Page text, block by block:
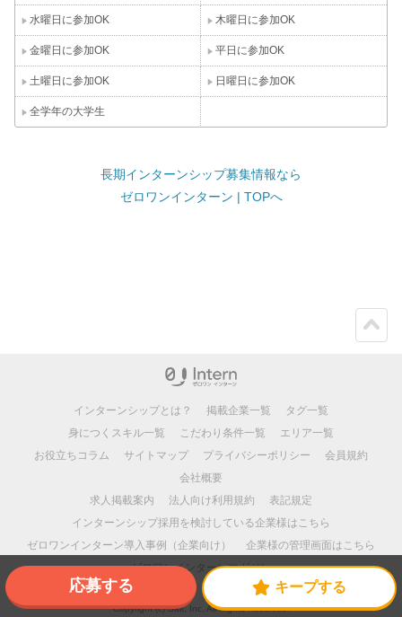
水曜日に参加OK 木曜日に参加OK
金曜日に参加OK 平日に参加OK
土曜日に参加OK 日曜日に参加OK
全学年の大学生
長期インターンシップ募集情報なら
ゼロワンインターン | TOPへ
応募する キープする
インターンシップとは？ 掲載企業一覧
タグ一覧
身につくスキル一覧
こだわり条件一覧
エリア一覧
お役立ちコラム
サイトマップ プライバシーポリシー
会員規約
会社概要
求人掲載案内
法人向け利用規約
表記規定
インターンシップ採用を検討している企業様はこちら
ゼロワンインターン導入事例（企業向け）
企業様の管理画面はこちら
ゼロワンインターンマガジン
Copyright (c) Salt, Inc. All Rights Reserved.